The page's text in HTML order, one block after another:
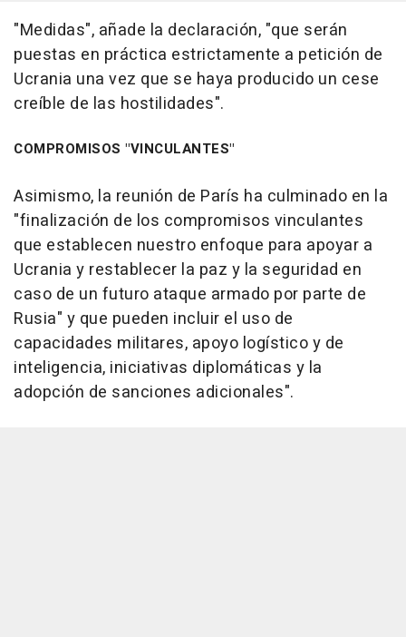
"Medidas", añade la declaración, "que serán
puestas en práctica estrictamente a petición de
Ucrania una vez que se haya producido un cese
creíble de las hostilidades".
COMPROMISOS "VINCULANTES"
Asimismo, la reunión de París ha culminado en la
"finalización de los compromisos vinculantes
que establecen nuestro enfoque para apoyar a
Ucrania y restablecer la paz y la seguridad en
caso de un futuro ataque armado por parte de
Rusia" y que pueden incluir el uso de
capacidades militares, apoyo logístico y de
inteligencia, iniciativas diplomáticas y la
adopción de sanciones adicionales".